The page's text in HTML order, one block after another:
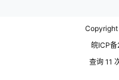
皖ICP
查询 11